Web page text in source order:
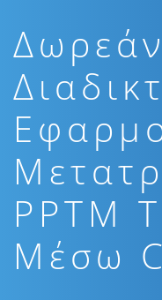
Δωρεάν
PPTM
Μέσω